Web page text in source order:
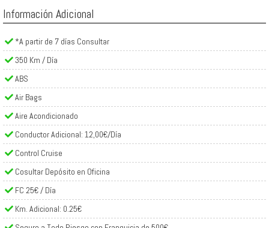
Información Adicional
*A partir de 7 días Consultar
350 Km / Día
ABS
Air Bags
Aire Acondicionado
Conductor Adicional: 12,00€/Día
Control Cruise
Cosultar Depósito en Oficina
FC 25€ / Día
Km. Adicional: 0.25€